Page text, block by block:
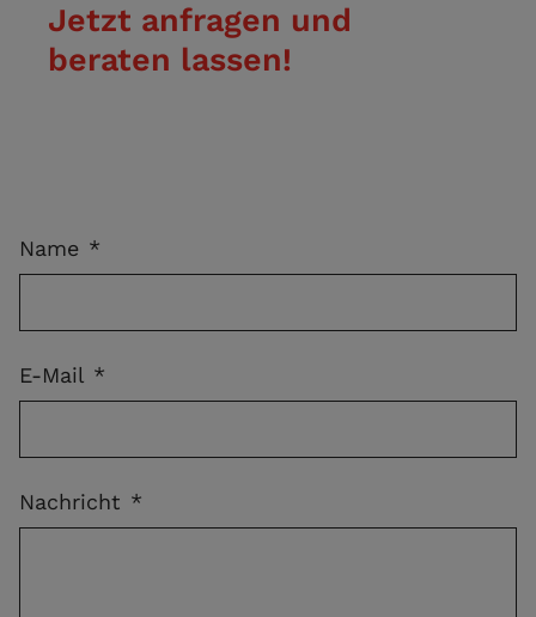
Jetzt anfragen und
beraten lassen!
Name *
E-Mail *
Nachricht *